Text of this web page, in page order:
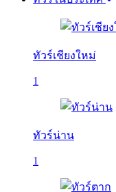
ทัวร์เชียงใหม่
1
ทัวร์น่าน
1